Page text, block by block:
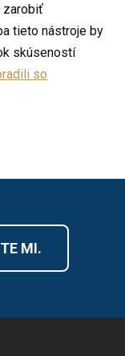
zarobiť
tieto nástroje by
skúseností
so
MI.